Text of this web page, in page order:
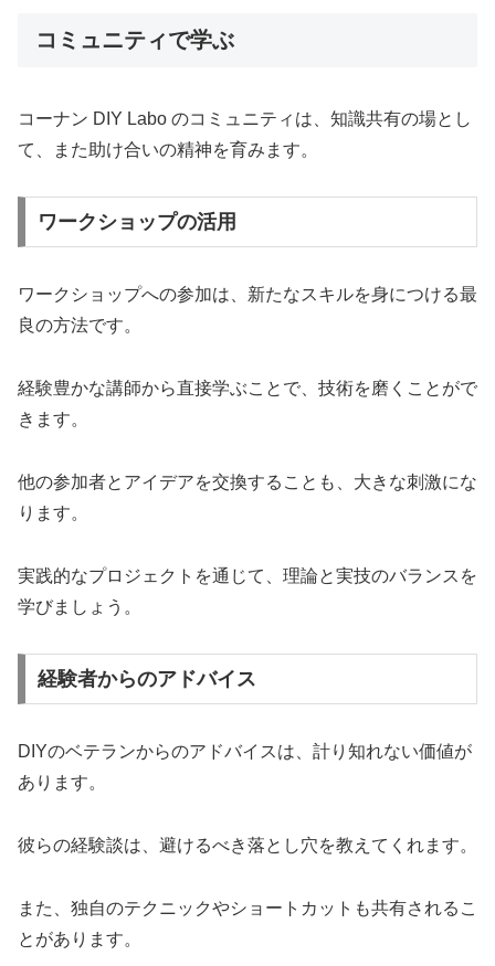
コミュニティで学ぶ
コーナン DIY Labo のコミュニティは、知識共有の場とし
て、また助け合いの精神を育みます。
ワークショップの活用
ワークショップへの参加は、新たなスキルを身につける最
良の方法です。
経験豊かな講師から直接学ぶことで、技術を磨くことがで
きます。
他の参加者とアイデアを交換することも、大きな刺激にな
ります。
実践的なプロジェクトを通じて、理論と実技のバランスを
学びましょう。
経験者からのアドバイス
DIYのベテランからのアドバイスは、計り知れない価値が
あります。
彼らの経験談は、避けるべき落とし穴を教えてくれます。
また、独自のテクニックやショートカットも共有されるこ
とがあります。